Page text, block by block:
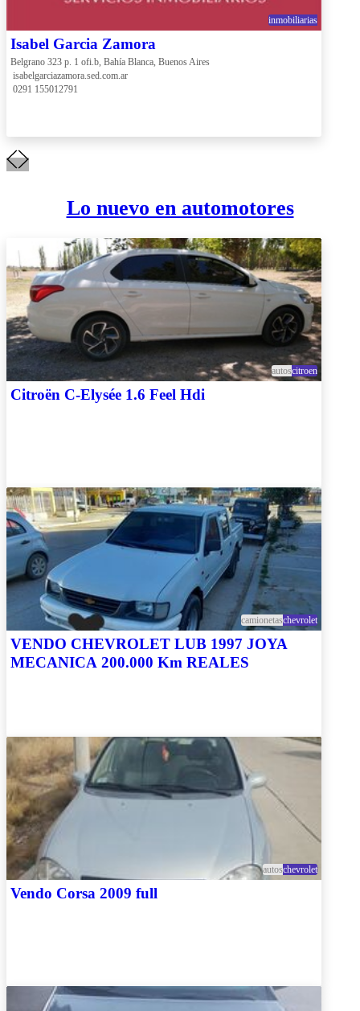
inmobiliarias
Isabel Garcia Zamora
Belgrano 323 p. 1 ofi.b, Bahía Blanca, Buenos Aires
isabelgarciazamora.sed.com.ar
0291 155012791
Lo nuevo en automotores
autoscitroen
Citroën C-Elysée 1.6 Feel Hdi
camionetaschevrolet
VENDO CHEVROLET LUB 1997 JOYA
MECANICA 200.000 Km REALES
autoschevrolet
Vendo Corsa 2009 full